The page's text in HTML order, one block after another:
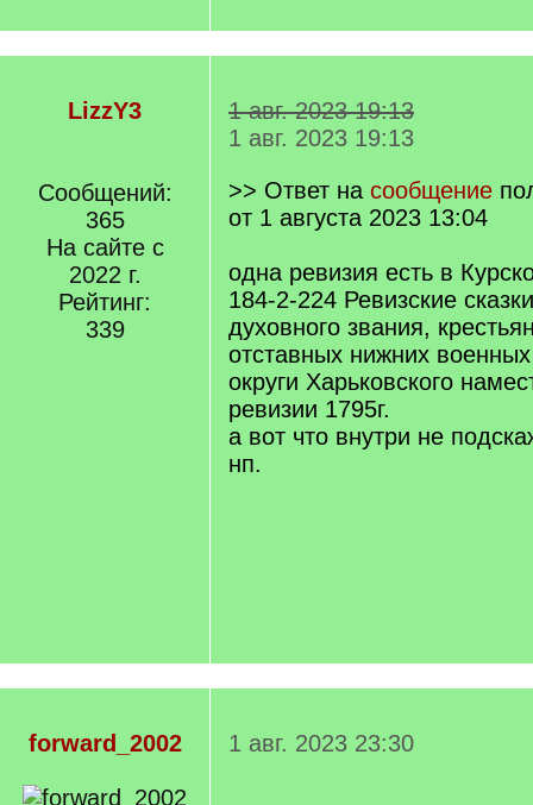
LizzY3
Сообщений:
365
На сайте с
2022 г.
Рейтинг:
339
1 авг. 2023 19:13
1 авг. 2023 19:13
>> Ответ на сообщение
от 1 августа 2023 13:04
одна ревизия есть в
184-2-224 Ревизские
духовного звания,
отставных нижних
округи Харьковского
ревизии 1795г.
а вот что внутри не
нп.
forward_2002 1 авг. 2023 23:30